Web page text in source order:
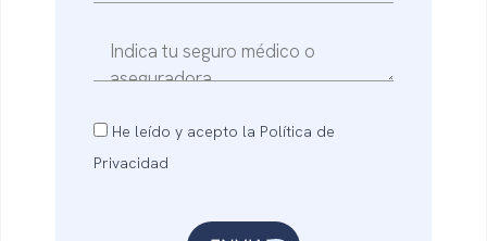
He leído y acepto la Política de
Privacidad